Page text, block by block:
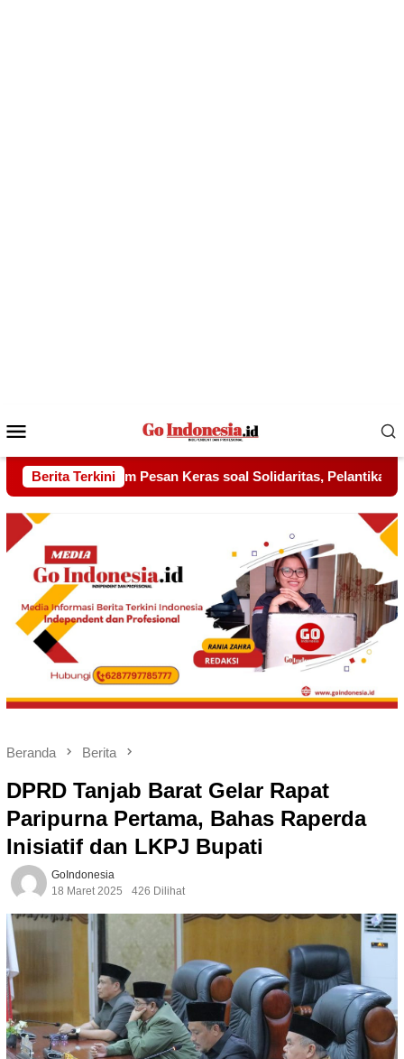
Mobile
Berita Terkini
Pelantikan Sambang Gagak Hitam Jadi Sinyal
Beranda Berita
DPRD Tanjab Barat Gelar Rapat
Paripurna Pertama, Bahas Raperda
Inisiatif dan LKPJ Bupati
GoIndonesia
18 Maret 2025
426 Dilihat